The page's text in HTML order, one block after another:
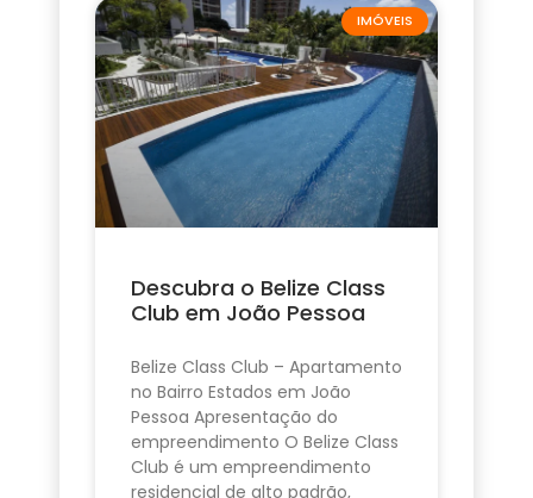
IMÓVEIS
Descubra o Belize Class
Club em João Pessoa
Belize Class Club – Apartamento
no Bairro Estados em João
Pessoa Apresentação do
empreendimento O Belize Class
Club é um empreendimento
residencial de alto padrão,